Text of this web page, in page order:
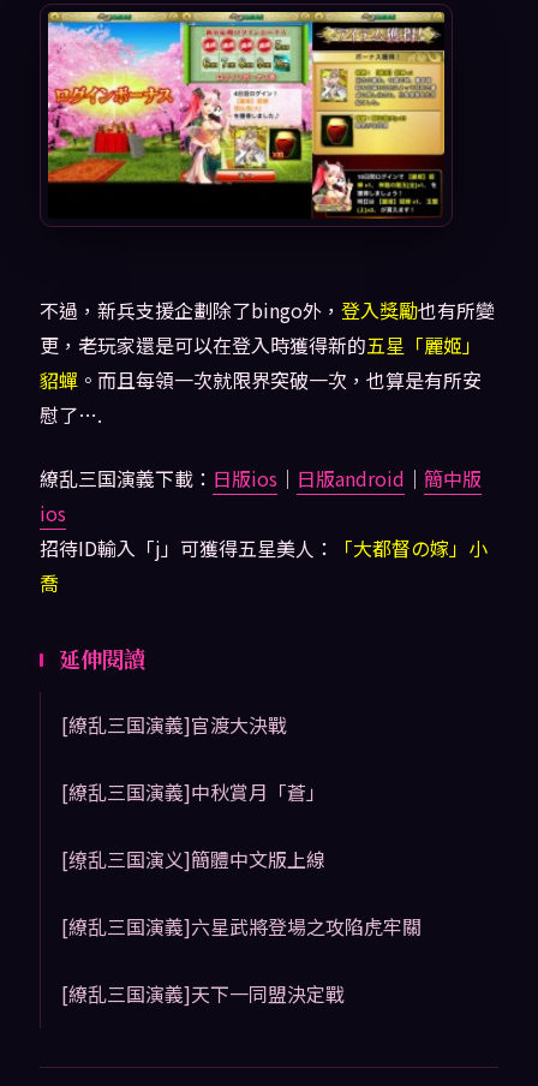
不過，新兵支援企劃除了bingo外， 登入獎勵也有所變
更，老玩家還是可以在登入時獲得新的五星「麗姬」
貂蟬。而且每領一次就限界突破一次，也算是有所安
慰了….
繚乱三国演義下載： 日版ios ｜ 日版android ｜ 簡中版
ios
招待ID輸入「j」可獲得五星美人：
「大都督の嫁」小
喬
延伸閱讀
[繚乱三国演義]官渡大決戰
[繚乱三国演義]中秋賞月「蒼」
[缭乱三国演义]簡體中文版上線
[繚乱三国演義]六星武將登場之攻陷虎牢關
[繚乱三国演義]天下一同盟決定戰